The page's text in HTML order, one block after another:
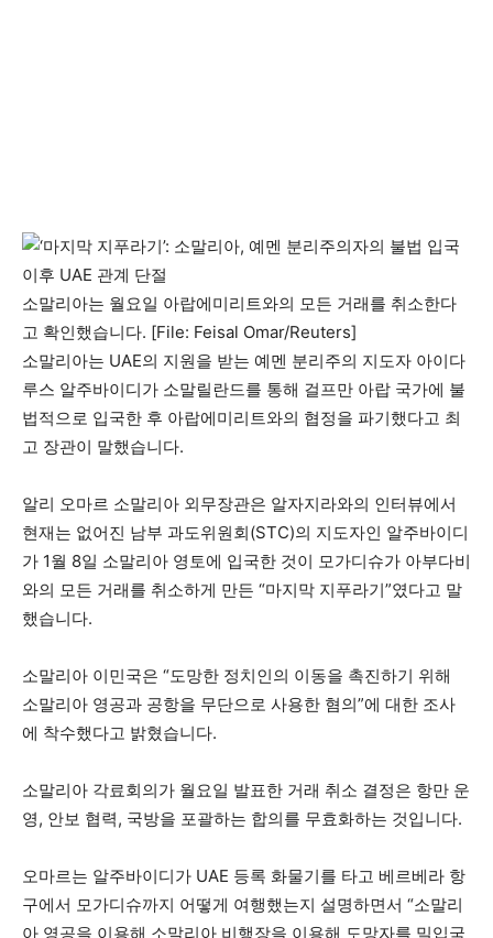
소말리아는 월요일 아랍에미리트와의 모든 거래를 취소한다
고 확인했습니다. [File: Feisal Omar/Reuters]
소말리아는 UAE의 지원을 받는 예멘 분리주의 지도자 아이다
루스 알주바이디가 소말릴란드를 통해 걸프만 아랍 국가에 불
법적으로 입국한 후 아랍에미리트와의 협정을 파기했다고 최
고 장관이 말했습니다.
알리 오마르 소말리아 외무장관은 알자지라와의 인터뷰에서
현재는 없어진 남부 과도위원회(STC)의 지도자인 알주바이디
가 1월 8일 소말리아 영토에 입국한 것이 모가디슈가 아부다비
와의 모든 거래를 취소하게 만든 “마지막 지푸라기”였다고 말
했습니다.
소말리아 이민국은 “도망한 정치인의 이동을 촉진하기 위해
소말리아 영공과 공항을 무단으로 사용한 혐의”에 대한 조사
에 착수했다고 밝혔습니다.
소말리아 각료회의가 월요일 발표한 거래 취소 결정은 항만 운
영, 안보 협력, 국방을 포괄하는 합의를 무효화하는 것입니다.
오마르는 알주바이디가 UAE 등록 화물기를 타고 베르베라 항
구에서 모가디슈까지 어떻게 여행했는지 설명하면서 “소말리
아 영공을 이용해 소말리아 비행장을 이용해 도망자를 밀입국